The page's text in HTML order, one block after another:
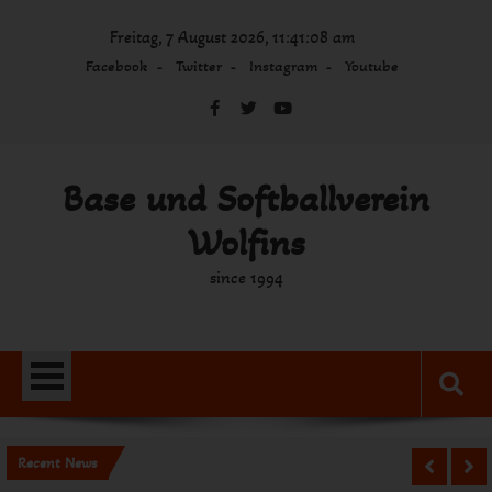
Freitag, 7 August 2026, 11:41:08 am
Facebook Twitter Instagram Youtube
Base und Softballverein
Wolfins
since 1994
Recent News